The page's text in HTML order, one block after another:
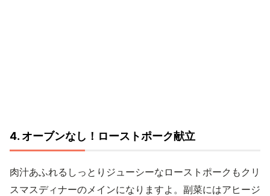
4. オーブンなし！ローストポーク献立
肉汁あふれるしっとりジューシーなローストポークもクリ
スマスディナーのメインになりますよ。副菜にはアヒージ